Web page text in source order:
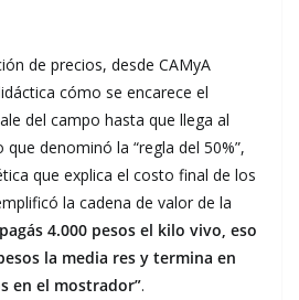
de precios, desde CAMyA
cómo se encarece el
del campo hasta que llega al
denominó la “regla del 50%”,
que explica el costo final de los
la cadena de valor de la
4.000 pesos el kilo vivo, eso
la media res y termina en
en el mostrador”.